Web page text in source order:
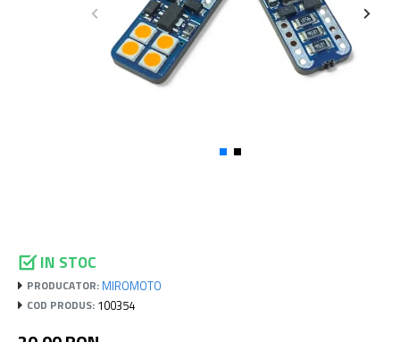
IN STOC
PRODUCATOR: MIROMOTO
COD PRODUS: 100354